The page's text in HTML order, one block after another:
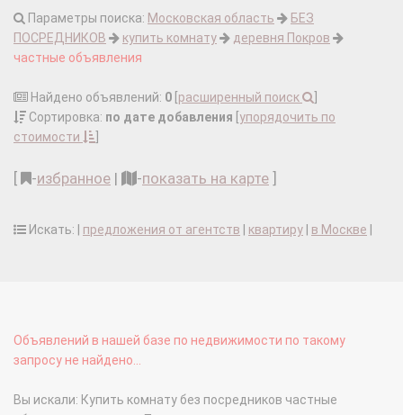
Параметры поиска: Московская область
БЕЗ
ПОСРЕДНИКОВ
купить комнату
деревня Покров
частные объявления
Найдено объявлений: 0 расширенный поиск
Сортировка: по дате добавления упорядочить по
стоимости
-избранное | -показать на карте
Искать: | предложения от агентств квартиру в Москве
Объявлений в нашей базе по недвижимости по такому
запросу не найдено...
Вы искали: Купить комнату без посредников частные